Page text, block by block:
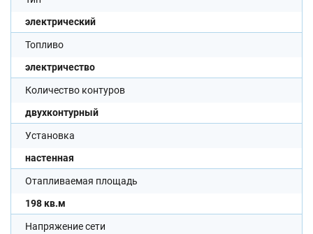
электрический
Топливо
электричество
Количество контуров
двухконтурный
Установка
настенная
Отапливаемая площадь
198 кв.м
Напряжение сети